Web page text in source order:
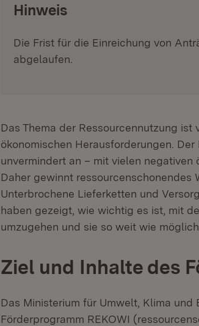
:Hinweis
Die Frist für die Einreichung von
abgelaufen.
Das Thema der Ressourcennutzung
ökonomischen Herausforderungen.
unvermindert an – mit vielen negativen
Daher gewinnt ressourcenschonendes
Unterbrochene Lieferketten und
haben gezeigt, wie wichtig es ist, mit
umzugehen und sie so weit wie
Ziel und Inhalte des
Das Ministerium für Umwelt, Klima
Förderprogramm REKOWI